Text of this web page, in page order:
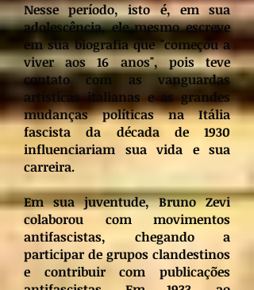
Nesse período, isto é, em sua
adolescência, ele mesmo escreve
em sua biografia que "começou a
viver aos 16 anos", pois teve
contato com as vanguardas
artísticas italianas e as grandes
mudanças políticas na Itália
fascista da década de 1930
influenciariam sua vida e sua
carreira.
Em sua juventude, Bruno Zevi
colaborou com movimentos
antifascistas, chegando a
participar de grupos clandestinos
e contribuir com publicações